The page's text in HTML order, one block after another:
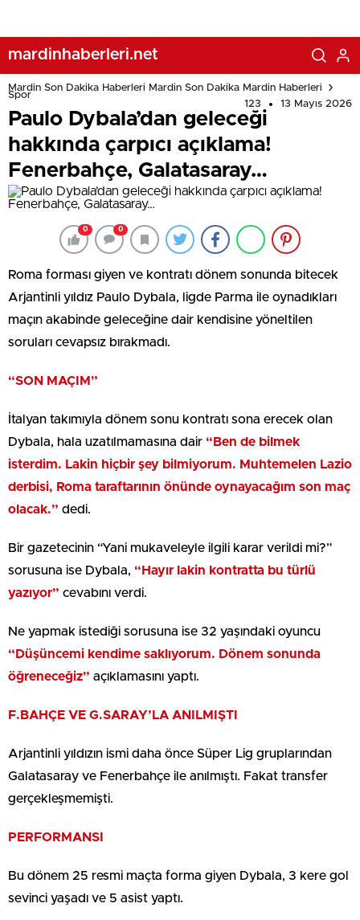
mardinhaberleri.net
Mardin Son Dakika Haberleri Mardin Son Dakika Mardin Haberleri
Spor
123
13 Mayıs 2026
Paulo Dybala’dan geleceği
hakkında çarpıcı açıklama!
Fenerbahçe, Galatasaray…
0 0
Roma forması giyen ve kontratı dönem sonunda bitecek
Arjantinli yıldız Paulo Dybala, ligde Parma ile oynadıkları
maçın akabinde geleceğine dair kendisine yöneltilen
soruları cevapsız bırakmadı.
“SON MAÇIM”
İtalyan takımıyla dönem sonu kontratı sona erecek olan
Dybala, hala uzatılmamasına dair “Ben de bilmek
isterdim. Lakin hiçbir şey bilmiyorum. Muhtemelen Lazio
derbisi, Roma taraftarının önünde oynayacağım son maç
olacak.” dedi.
Bir gazetecinin “Yani mukaveleyle ilgili karar verildi mi?”
sorusuna ise Dybala, “Hayır lakin kontratta bu türlü
yazıyor” cevabını verdi.
Ne yapmak istediği sorusuna ise 32 yaşındaki oyuncu
“Düşüncemi kendime saklıyorum. Dönem sonunda
öğreneceğiz” açıklamasını yaptı.
F.BAHÇE VE G.SARAY’LA ANILMIŞTI
Arjantinli yıldızın ismi daha önce Süper Lig gruplarından
Galatasaray ve Fenerbahçe ile anılmıştı. Fakat transfer
gerçekleşmemişti.
PERFORMANSI
Bu dönem 25 resmi maçta forma giyen Dybala, 3 kere gol
sevinci yaşadı ve 5 asist yaptı.